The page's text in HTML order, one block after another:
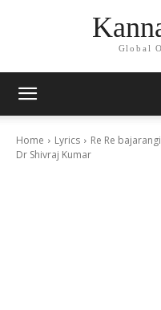
Global
Home Lyrics
Re Re
Dr Shivraj Kumar